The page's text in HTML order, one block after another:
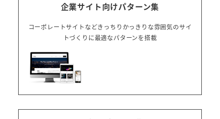
企業サイト向けパターン集
コーポレートサイトなどきっちりかっきりな雰囲気のサイ
トづくりに最適なパターンを搭載